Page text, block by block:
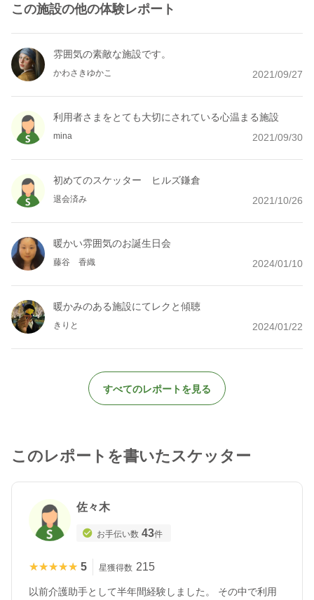
この施設の他の体験レポート
雰囲気の素敵な施設です。
かわさきゆかこ 2021/09/27
利用者さまをとても大切にされている心温まる施設
mina 2021/09/30
初めてのスケッター ヒルズ鎌倉
退会済み 2021/10/26
暖かい雰囲気のお誕生日会
藤谷 香織 2024/01/10
暖かみのある施設にてレクと傾聴
きりと 2024/01/22
すべてのレポートを見る
このレポートを書いたスケッター
佐々木
お手伝い数 43件
★★★★★
★★★★★ 5 星獲得数 215
以前介護助手として半年間経験しました。 その中で利用